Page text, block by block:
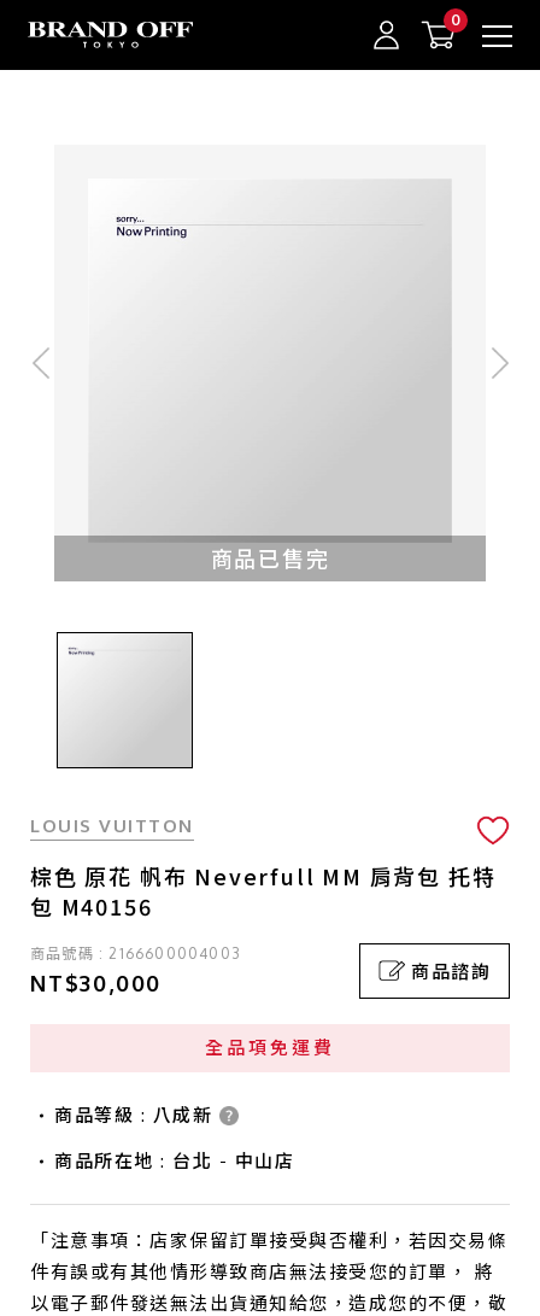
中古名牌業界No.1的BRAND OFF。BRAND OFF官網購物/h1>
登入/註冊
商品已售完
LOUIS VUITTON
棕色 原花 帆布 Neverfull MM 肩背包 托特
包 M40156
商品號碼 : 2166600004003
NT$30,000 商品諮詢
全品項免運費
商品等級 : 八成新
商品所在地 : 台北 - 中山店
「注意事項：店家保留訂單接受與否權利，若因交易條
件有誤或有其他情形導致商店無法接受您的訂單， 將
以電子郵件發送無法出貨通知給您，造成您的不便，敬